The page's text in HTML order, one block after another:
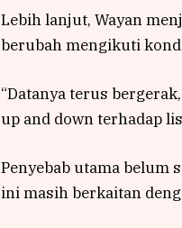
Lebih lanjut, Wayan
berubah mengikuti
“Datanya terus
up and down terhadap
Penyebab utama belum
ini masih berkaitan